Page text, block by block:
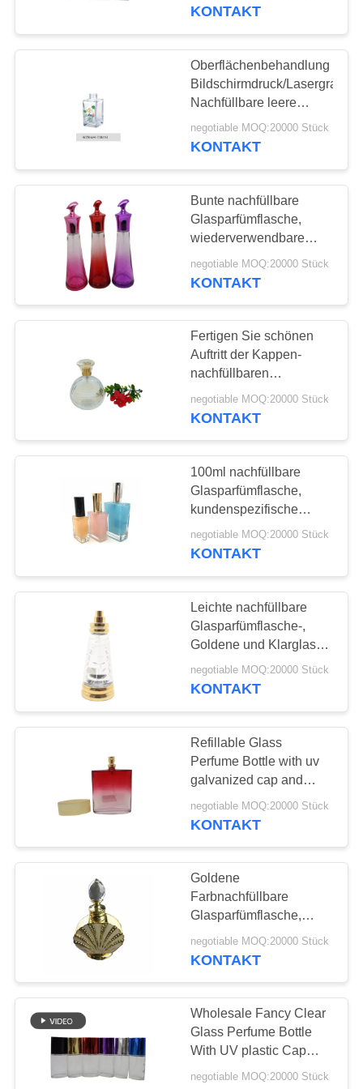
WERKSBESICHTIGUNG
QUALITÄTSKONTROLLE
KONTAKT
UNS
NACHRICHT
FÄLLE
ANFORDERN
SITEMAP
POLICY
Plastikkappe
KONTAKT
Oberflächenbehandlung
Bildschirmdruck/
Nachfüllbare leere
Glasparfümflaschen
negotiable MOQ:20000 Stück
KONTAKT
Bunte nachfüllbare
Glasparfümflasche,
wiederverwendbare
Sprühflasche des
Parfüm-100ml
negotiable MOQ:20000 Stück
KONTAKT
Fertigen Sie schönen
Auftritt der Kappen-
nachfüllbaren
Glasparfümflasche-50ml
besonders an
negotiable MOQ:20000 Stück
KONTAKT
100ml nachfüllbare
Glasparfümflasche,
kundenspezifische
Farbnachfüllbare
Glasgeruch-Flaschen
negotiable MOQ:20000 Stück
KONTAKT
Leichte nachfüllbare
Glasparfümflasche-,
Goldene und Klarglas-
Parfümflaschen
negotiable MOQ:20000 Stück
KONTAKT
Refillable Glass
Perfume Bottle with uv
galvanized cap and
various colors
negotiable MOQ:20000 Stück
KONTAKT
Goldene
Farbnachfüllbare
Glasparfümflasche,
fertigen Form-Miniduft-
Flaschen besonders an
negotiable MOQ:20000 Stück
KONTAKT
Wholesale Fancy Clear
Glass Perfume Bottle
With UV plastic Cap
Glass Refill Empty
negotiable MOQ:20000 Stück